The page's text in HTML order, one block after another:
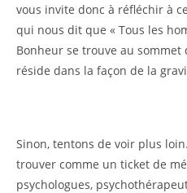
vous invite donc à réfléchir à
qui nous dit que « Tous les
Bonheur se trouve au sommet
réside dans la façon de la
Sinon, tentons de voir plus
trouver comme un ticket de
psychologues,